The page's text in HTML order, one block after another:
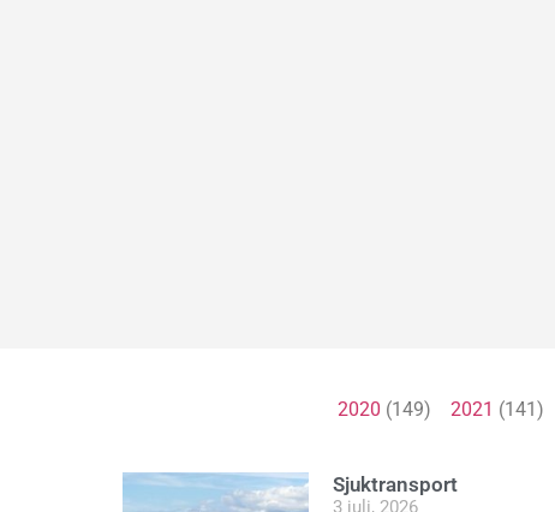
2020 (149) 2021 (141)
Sjuktransport
3 juli, 2026